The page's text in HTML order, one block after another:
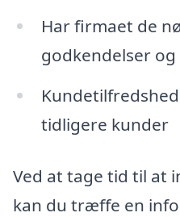
Har firmaet de
godkendelser
tidligere kunder
Ved at tage tid til at
kan du træffe en